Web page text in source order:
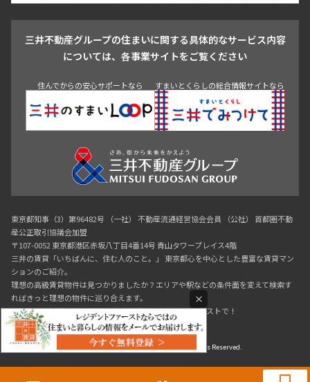
0120-321-364
青山 渋谷 東京・大手町 新宿 品川
目黒・中目黒
三井不動産グループの住まいに関する具体的なサービス内容
については、各事業サイトをご覧ください
住んでからの安心サポートなら すまいとくらしの総合情報サイトなら
東京都知事（3）第96482号 （一社） 不動産流通経営協会会員 （公社） 首都圏不動
産公正取引協議会加盟
〒107-0052 東京都港区赤坂八丁目4番14号 青山タワープレイス4階
三井の賃貸「いちばんに、住む人のこと。」 東京都心を中心とした豊富な賃貸マン
ションのご紹介。
理想の高級賃貸物件は見つかりましたか？エリアや駅などの条件面を変えて検索す
ればきっと理想の物件に巡り合えます。
都心の高級賃貸物件探しは[三井の賃貸]レジデントファーストで！
Copyright © RESIDENT FIRST Co.,Ltd. All Rights Reserved.
×